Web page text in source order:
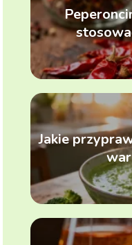
Jakie